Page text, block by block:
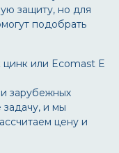
защиту, но для
подобрать
цинк или Ecomast E
и зарубежных
и мы
цену и